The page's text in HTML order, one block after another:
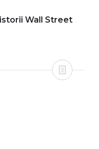
Wall Street